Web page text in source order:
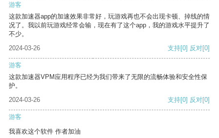
游客
这款加速器app的加速效果非常好，玩游戏再也不会出现卡顿、掉线的情
况了。我以前玩游戏经常会输，现在有了这个app，我的游戏水平提升了
不少。
2024-03-26
支持[0] 反对[0]
游客
这款加速器VPM应用程序已经为我们带来了无限的流畅体验和安全性保
护。
2024-03-26
支持[0] 反对[0]
游客
我喜欢这个软件 作者加油